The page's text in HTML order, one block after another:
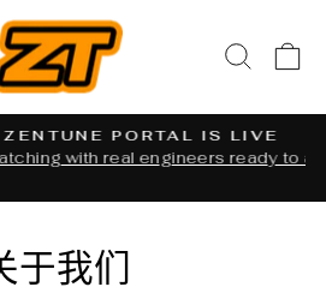
Pause
PORTAL IS LIVE
real engineers ready to assist
于我们